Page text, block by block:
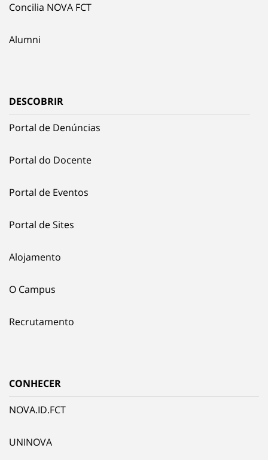
Concilia NOVA FCT
Alumni
DESCOBRIR
Portal de Denúncias
Portal do Docente
Portal de Eventos
Portal de Sites
Alojamento
O Campus
Recrutamento
CONHECER
NOVA.ID.FCT
UNINOVA